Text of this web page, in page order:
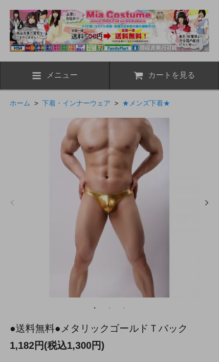
メニュー カートを見る
ホーム > 下着・インナーウェア > ★メンズ下着★
●送料無料●メタリックゴールドＴバック
1,182円(税込1,300円)